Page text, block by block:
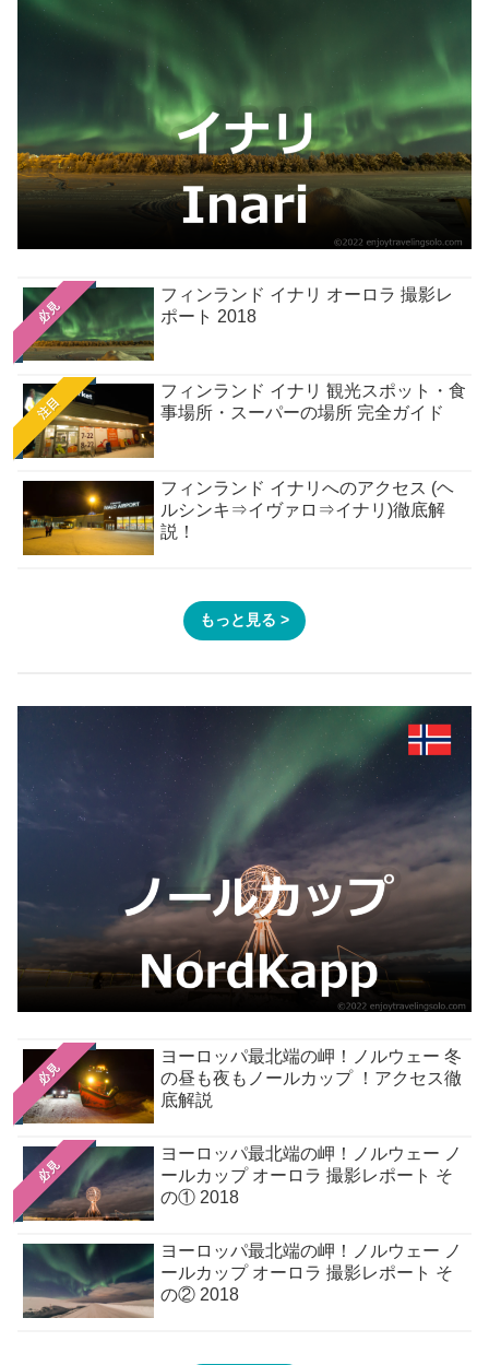
必見
フィンランド イナリ オーロラ 撮影レ
ポート 2018
注目
フィンランド イナリ 観光スポット・食
事場所・スーパーの場所 完全ガイド
フィンランド イナリへのアクセス (ヘ
ルシンキ⇒イヴァロ⇒イナリ)徹底解
説！
もっと見る >
必見
ヨーロッパ最北端の岬！ノルウェー 冬
の昼も夜もノールカップ ！アクセス徹
底解説
必見
ヨーロッパ最北端の岬！ノルウェー ノ
ールカップ オーロラ 撮影レポート そ
の① 2018
ヨーロッパ最北端の岬！ノルウェー ノ
ールカップ オーロラ 撮影レポート そ
の② 2018